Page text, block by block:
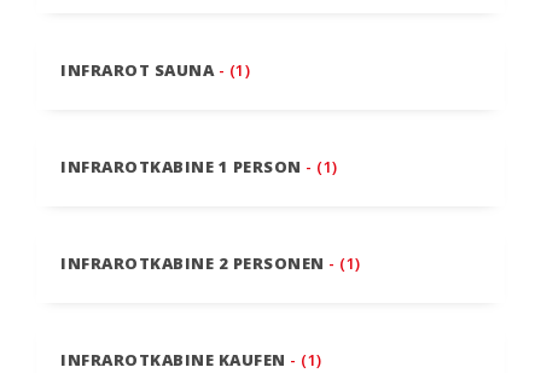
INFRAROT SAUNA - (1)
INFRAROTKABINE 1 PERSON - (1)
INFRAROTKABINE 2 PERSONEN - (1)
INFRAROTKABINE KAUFEN - (1)